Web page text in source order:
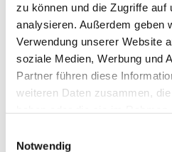
zu können und die Zugriffe auf
analysieren. Außerdem geben
Verwendung unserer Website
soziale Medien, Werbung und
Partner führen diese
weiteren Daten zusammen,
Notwendig